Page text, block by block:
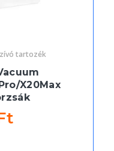
tartozék
X20Max